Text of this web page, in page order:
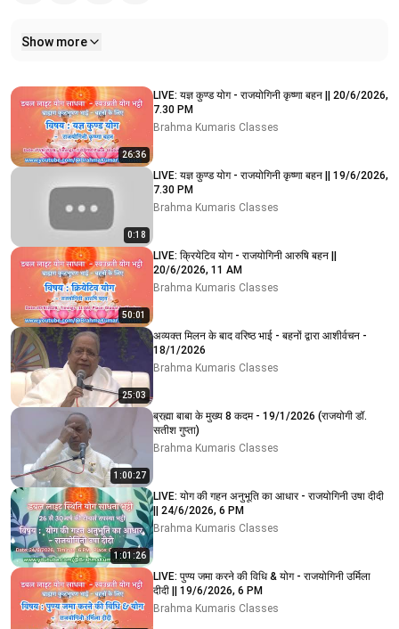
Show more
Related videos
26:36
LIVE: यज्ञ कुण्ड योग - राजयोगिनी कृष्णा बहन || 20/6/2026,
7.30 PM
Brahma Kumaris Classes
0:18
LIVE: यज्ञ कुण्ड योग - राजयोगिनी कृष्णा बहन || 19/6/2026,
7.30 PM
Brahma Kumaris Classes
50:01
LIVE: क्रियेटिव योग - राजयोगिनी आरुषि बहन ||
20/6/2026, 11 AM
Brahma Kumaris Classes
25:03
अव्यक्त मिलन के बाद वरिष्ठ भाई - बहनों द्वारा आशीर्वचन -
18/1/2026
Brahma Kumaris Classes
1:00:27
ब्रह्मा बाबा के मुख्य 8 कदम - 19/1/2026 (राजयोगी डॉ.
सतीश गुप्ता)
Brahma Kumaris Classes
1:01:26
LIVE: योग की गहन अनुभूति का आधार - राजयोगिनी उषा दीदी
|| 24/6/2026, 6 PM
Brahma Kumaris Classes
LIVE: पुण्य जमा करने की विधि & योग - राजयोगिनी उर्मिला
दीदी || 19/6/2026, 6 PM
Brahma Kumaris Classes